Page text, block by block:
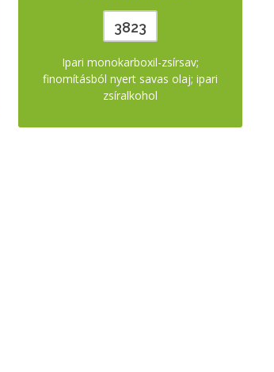
3823
Ipari monokarboxil-zsírsav;
finomításból nyert savas olaj; ipari
zsíralkohol